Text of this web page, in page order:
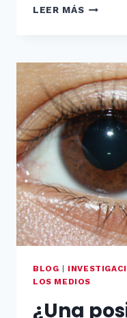
LEER MÁS¿NUEVA
DE
LA
BLOG
LOS MEDIOS
¿Una